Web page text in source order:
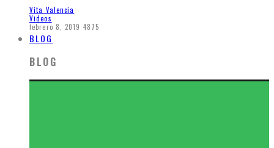
Vita Valencia
Videos
febrero 8, 2019 4875
BLOG
BLOG